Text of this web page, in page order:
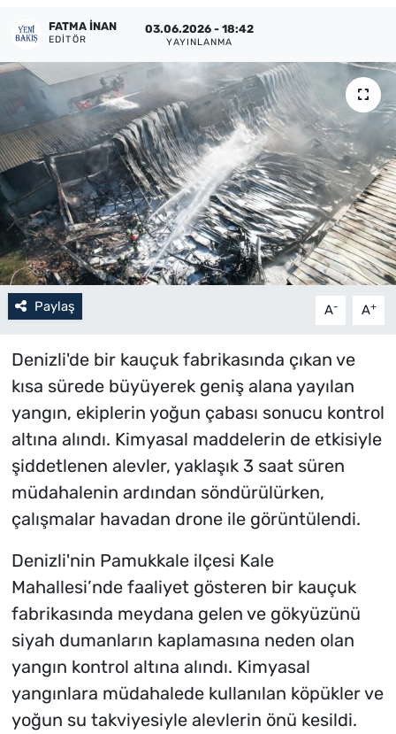
FATMA İNAN
EDITÖR
03.06.2026 - 18:42
YAYINLANMA
Paylaş A- A+
Denizli'de bir kauçuk fabrikasında çıkan ve
kısa sürede büyüyerek geniş alana yayılan
yangın, ekiplerin yoğun çabası sonucu kontrol
altına alındı. Kimyasal maddelerin de etkisiyle
şiddetlenen alevler, yaklaşık 3 saat süren
müdahalenin ardından söndürülürken,
çalışmalar havadan drone ile görüntülendi.
Denizli'nin Pamukkale ilçesi Kale
Mahallesi’nde faaliyet gösteren bir kauçuk
fabrikasında meydana gelen ve gökyüzünü
siyah dumanların kaplamasına neden olan
yangın kontrol altına alındı. Kimyasal
yangınlara müdahalede kullanılan köpükler ve
yoğun su takviyesiyle alevlerin önü kesildi.